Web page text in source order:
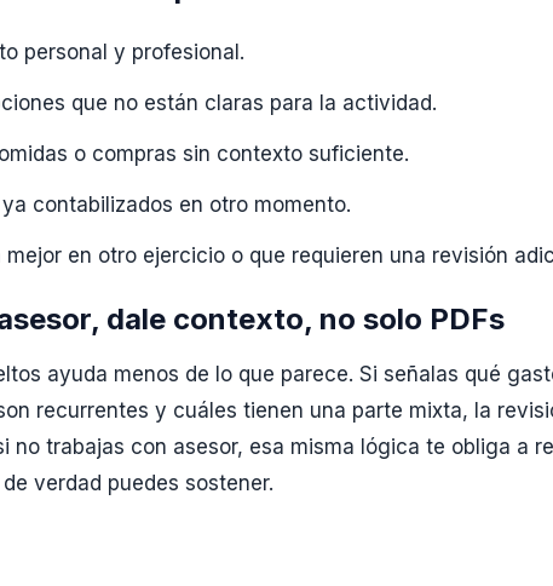
personal y profesional.
que no están claras para la actividad.
o compras sin contexto suficiente.
contabilizados en otro momento.
en otro ejercicio o que requieren una revisión
dale contexto, no solo PDFs
ayuda menos de lo que parece. Si señalas qué
recurrentes y cuáles tienen una parte mixta, la
no trabajas con asesor, esa misma lógica te obliga a
verdad puedes sostener.